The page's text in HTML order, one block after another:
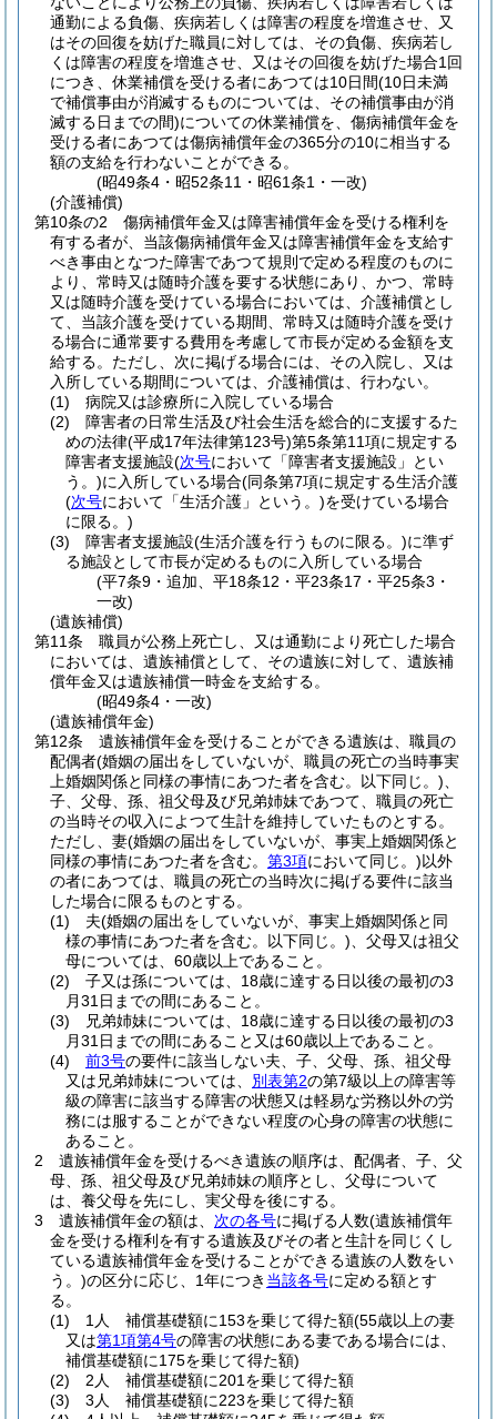
通勤による負傷、疾病若しくは障害の程度を増進させ、又
はその回復を妨げた職員に対しては、その負傷、疾病若し
くは障害の程度を増進させ、又はその回復を妨げた場合1回
につき、休業補償を受ける者にあつては10日間(10日未満
で補償事由が消滅するものについては、その補償事由が消
滅する日までの間)についての休業補償を、傷病補償年金を
受ける者にあつては傷病補償年金の365分の10に相当する
額の支給を行わないことができる。
(昭49条4・昭52条11・昭61条1・一改)
(介護補償)
第10条の2
傷病補償年金又は障害補償年金を受ける権利を
有する者が、当該傷病補償年金又は障害補償年金を支給す
べき事由となつた障害であつて規則で定める程度のものに
より、常時又は随時介護を要する状態にあり、かつ、常時
又は随時介護を受けている場合においては、介護補償とし
て、当該介護を受けている期間、常時又は随時介護を受け
る場合に通常要する費用を考慮して市長が定める金額を支
給する。 ただし、次に掲げる場合には、その入院し、又は
入所している期間については、介護補償は、行わない。
(1)
病院又は診療所に入院している場合
(2)
障害者の日常生活及び社会生活を総合的に支援するた
めの法律(平成17年法律第123号)第5条第11項に規定する
障害者支援施設(次号において「障害者支援施設」とい
う。)に入所している場合(同条第7項に規定する生活介護
(次号において「生活介護」という。)を受けている場合
に限る。)
(3)
障害者支援施設(生活介護を行うものに限る。)に準ず
る施設として市長が定めるものに入所している場合
(平7条9・追加、平18条12・平23条17・平25条3・
一改)
(遺族補償)
第11条
職員が公務上死亡し、又は通勤により死亡した場合
においては、遺族補償として、その遺族に対して、遺族補
償年金又は遺族補償一時金を支給する。
(昭49条4・一改)
(遺族補償年金)
第12条
遺族補償年金を受けることができる遺族は、職員の
配偶者(婚姻の届出をしていないが、職員の死亡の当時事実
上婚姻関係と同様の事情にあつた者を含む。以下同じ。)
子、父母、孫、祖父母及び兄弟姉妹であつて、職員の死亡
の当時その収入によつて生計を維持していたものとする。
ただし、妻(婚姻の届出をしていないが、事実上婚姻関係と
同様の事情にあつた者を含む。 第3項において同じ。)以外
の者にあつては、職員の死亡の当時次に掲げる要件に該当
した場合に限るものとする。
(1)
夫(婚姻の届出をしていないが、事実上婚姻関係と同
様の事情にあつた者を含む。以下同じ。) 、父母又は祖父
母については、60歳以上であること。
(2)
子又は孫については、18歳に達する日以後の最初の3
月31日までの間にあること。
(3)
兄弟姉妹については、18歳に達する日以後の最初の3
月31日までの間にあること又は60歳以上であること。
(4)
前3号の要件に該当しない夫、子、父母、孫、祖父母
又は兄弟姉妹については、 別表第2の第7級以上の障害等
級の障害に該当する障害の状態又は軽易な労務以外の労
務には服することができない程度の心身の障害の状態に
あること。
2
遺族補償年金を受けるべき遺族の順序は、配偶者、子、父
母、孫、祖父母及び兄弟姉妹の順序とし、父母について
は、養父母を先にし、実父母を後にする。
3
遺族補償年金の額は、 次の各号に掲げる人数(遺族補償年
金を受ける権利を有する遺族及びその者と生計を同じくし
ている遺族補償年金を受けることができる遺族の人数をい
う。)の区分に応じ、1年につき 当該各号に定める額とす
る。
(1)
1人 補償基礎額に153を乗じて得た額(55歳以上の妻
又は第1項第4号の障害の状態にある妻である場合には、
補償基礎額に175を乗じて得た額)
(2)
2人 補償基礎額に201を乗じて得た額
(3)
3人 補償基礎額に223を乗じて得た額